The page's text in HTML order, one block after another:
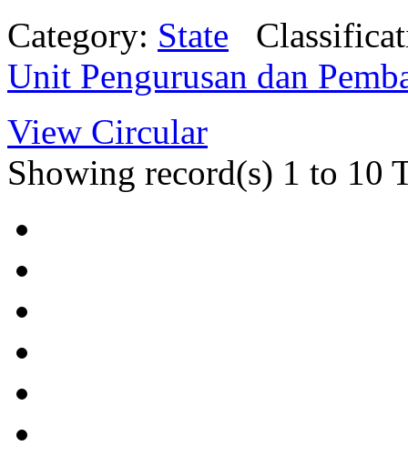
Category: State
Unit Pengurusan dan
View Circular
Showing record(s) 1 to 10